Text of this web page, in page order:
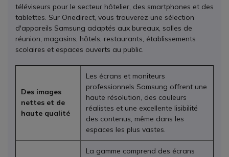
téléviseurs pour le secteur hôtelier, des smartphones et des
tablettes. Sur Onedirect, vous trouverez une sélection
d'appareils Samsung adaptés aux bureaux, salles de
réunion, magasins, hôtels, restaurants, établissements
scolaires et espaces ouverts au public.
Des images
nettes et de
haute qualité
Les écrans et moniteurs
professionnels Samsung offrent une
haute résolution, des couleurs
réalistes et une excellente lisibilité
des contenus, même dans les
espaces les plus vastes.
La gamme comprend des écrans